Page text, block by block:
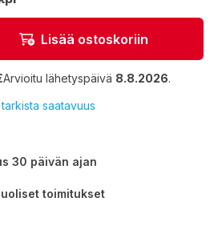
Lisää ostoskoriin
Arvioitu lähetyspäivä 8.8.2026.
saatavuus
30 päivän ajan
toimitukset